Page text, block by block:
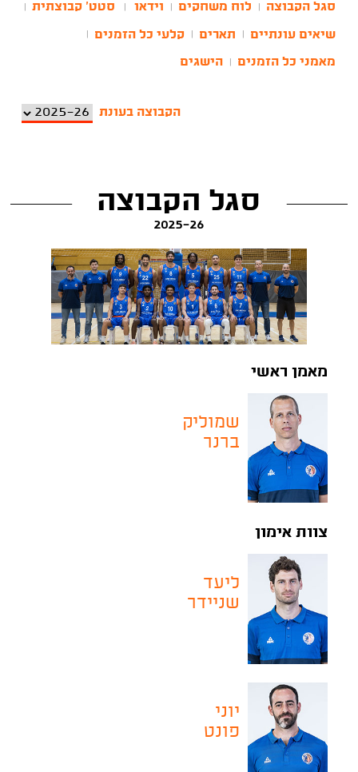
סגל הקבוצה לוח משחקים וידאו סטט' קבוצתית
שיאים עונתיים תארים קלעי כל הזמנים
מאמני כל הזמנים הישגים
הקבוצה בעונת
סגל הקבוצה
2025-26
מאמן ראשי
שמוליק
ברנר
צוות אימון
ליעד
שניידר
יוני
פונט